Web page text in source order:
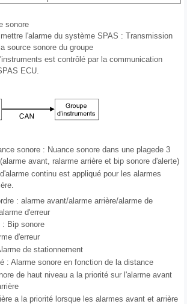
sonore
l'alarme du système SPAS : Transmission
source sonore du groupe
est contrôlé par la communication
ECU.
sonore : Nuance sonore dans une plagede 3
avant, ralarme arrière et bip sonore d'alerte)
d'alarme continu est appliqué pour les alarmes
: alarme avant/alarme arrière/alarme de
d'erreur
: Bip sonore
d'erreur
de stationnement
: Alarme sonore en fonction de la distance
de haut niveau a la priorité sur l'alarme avant
a la priorité lorsque les alarmes avant et arrière